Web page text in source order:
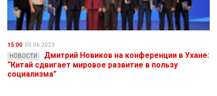
15:00 05.06.2023
НОВОСТИ
Дмитрий Новиков на конференции в Ухане:
“Китай сдвигает мировое развитие в пользу
социализма”